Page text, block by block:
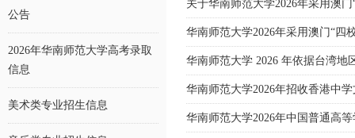
公告
2026年华南师范大学高考录取
信息
美术类专业招生信息
关于华南师范大学2026年采用澳
华南师范大学2026年采用澳门“四
华南师范大学 2026 年依据台湾
华南师范大学2026年招收香港中
华南师范大学2026年中国普通高